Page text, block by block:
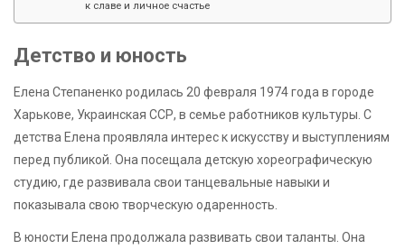
к славе и личное счастье
Детство и юность
Елена Степаненко родилась 20 февраля 1974 года в городе
Харькове, Украинская ССР, в семье работников культуры. С
детства Елена проявляла интерес к искусству и выступлениям
перед публикой. Она посещала детскую хореографическую
студию, где развивала свои танцевальные навыки и
показывала свою творческую одаренность.
В юности Елена продолжала развивать свои таланты. Она